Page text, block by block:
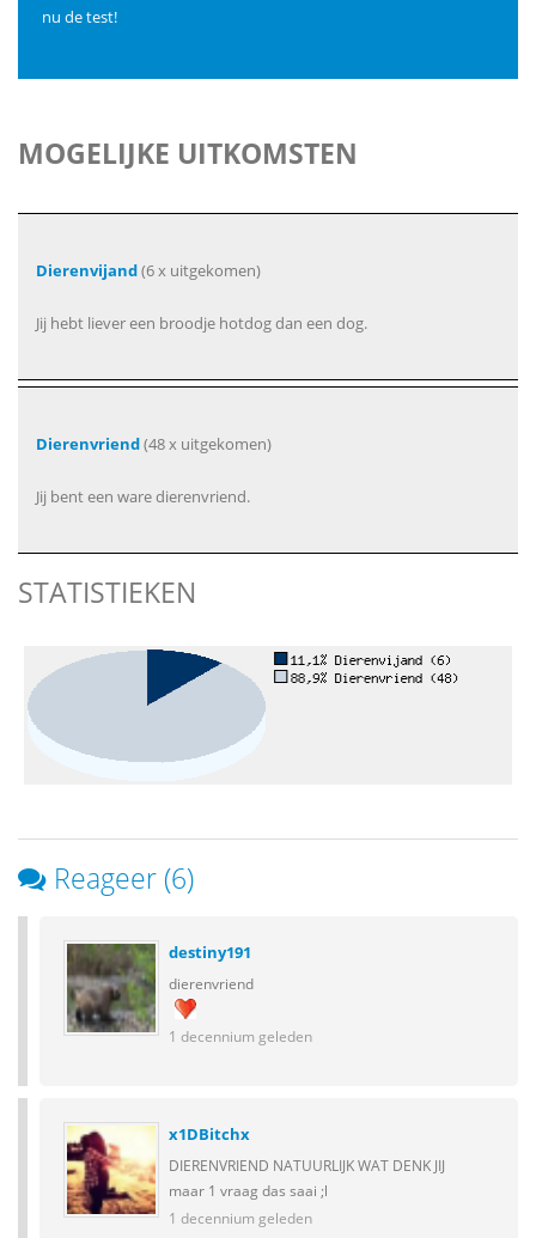
nu de test!
MOGELIJKE UITKOMSTEN
Dierenvijand(6 x uitgekomen)
Jij hebt liever een broodje hotdog dan een dog.
Dierenvriend(48 x uitgekomen)
Jij bent een ware dierenvriend.
STATISTIEKEN
Reageer (6)
destiny191
dierenvriend
1 decennium geleden
x1DBitchx
DIERENVRIEND NATUURLIJK WAT DENK JIJ
maar 1 vraag das saai ;l
1 decennium geleden